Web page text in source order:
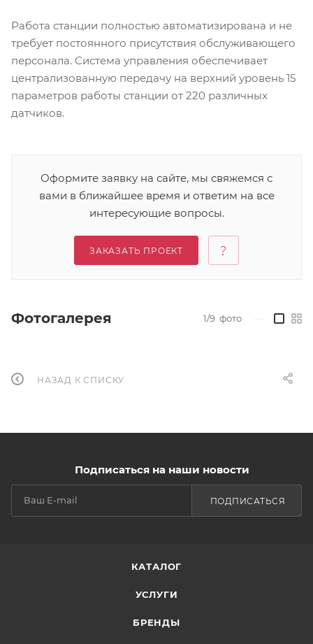
Работа станции полностью автоматизирована и не
требует постоянного присутствия обслуживающего
персонала. Система управления обеспечивает
централизованную передачу на верхний уровень 15
параметров работы станции от 220 различных
датчиков.
Оформите заявку на сайте, мы свяжемся с
вами в ближайшее время и ответим на все
интересующие вопросы.
ЗАКАЗАТЬ ПРОЕКТ
Фотогалерея 1/9 фото
НАЗАД К СПИСКУ
Подписаться на наши новости
ПОДПИСАТЬСЯ
КАТАЛОГ
УСЛУГИ
БРЕНДЫ